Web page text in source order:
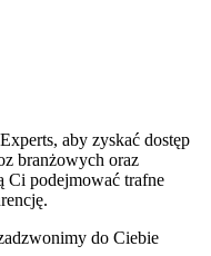
aby zyskać dostęp
branżowych oraz
Ci podejmować trafne
do Ciebie